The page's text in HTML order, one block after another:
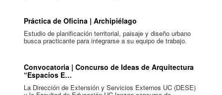
Práctica de Oficina | Archipiélago
Estudio de planificación territorial, paisaje y diseño urbano
busca practicante para integrarse a su equipo de trabajo.
Convocatoria | Concurso de Ideas de Arquitectura
“Espacios E…
La Dirección de Extensión y Servicios Externos UC (DESE)